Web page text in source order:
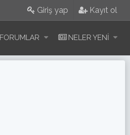
Giriş yap Kayıt ol
FORUMLAR NELER YENI